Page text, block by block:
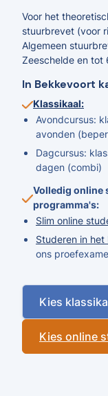
Voor het
stuurbrevet (voor
Algemeen
Zeeschelde en tot
In Bekkevoort
Klassikaal:
Avondcursus:
avonden
Dagcursus:
dagen (combi)
Volledig online
programma's:
Slim online
Studeren in het
ons
Kies
Kies online